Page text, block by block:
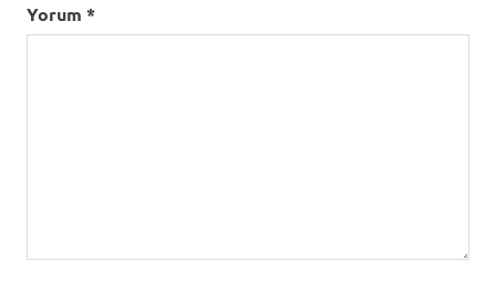
Yorum *